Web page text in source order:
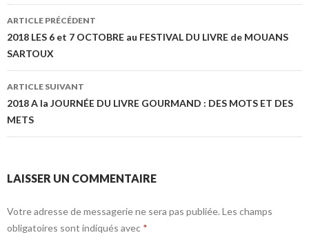
Navigation de l’article
ARTICLE PRÉCÉDENT
2018 LES 6 et 7 OCTOBRE au FESTIVAL DU LIVRE de MOUANS
SARTOUX
ARTICLE SUIVANT
2018 A la JOURNÉE DU LIVRE GOURMAND : DES MOTS ET DES
METS
LAISSER UN COMMENTAIRE
Votre adresse de messagerie ne sera pas publiée. Les champs
obligatoires sont indiqués avec *